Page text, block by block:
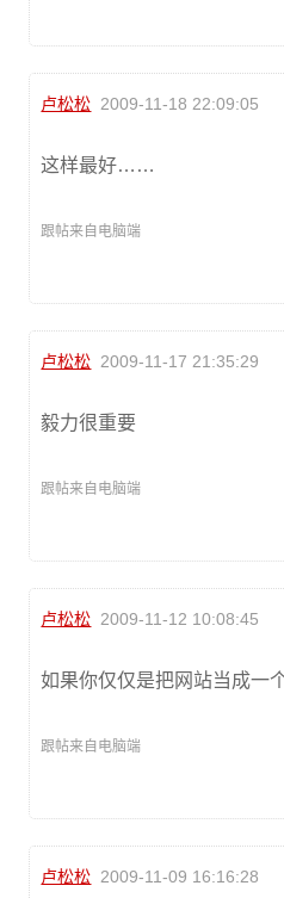
卢松松 2009-11-18 22:09:05
这样最好……
跟帖来自电脑端
卢松松 2009-11-17 21:35:29
毅力很重要
跟帖来自电脑端
卢松松 2009-11-12 10:08:45
如果你仅仅是把网站当成一
跟帖来自电脑端
卢松松 2009-11-09 16:16:28